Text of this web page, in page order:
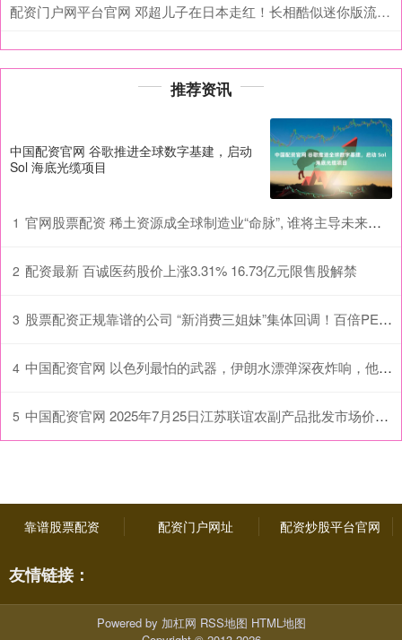
配资门户网平台官网 邓超儿子在日本走红！长相酷似迷你版流川枫
推荐资讯
中国配资官网 谷歌推进全球数字基建，启动
Sol 海底光缆项目
1 官网股票配资 稀土资源成全球制造业“命脉”, 谁将主导未来产业格局?
2 配资最新 百诚医药股价上涨3.31% 16.73亿元限售股解禁
3 股票配资正规靠谱的公司 “新消费三姐妹”集体回调！百倍PE估值引基金激辩
4 中国配资官网 以色列最怕的武器，伊朗水漂弹深夜炸响，他们学会了钱学森弹道？
5 中国配资官网 2025年7月25日江苏联谊农副产品批发市场价格行情
靠谱股票配资 配资门户网址 配资炒股平台官网
友情链接：
Powered by 加杠网 RSS地图 HTML地图